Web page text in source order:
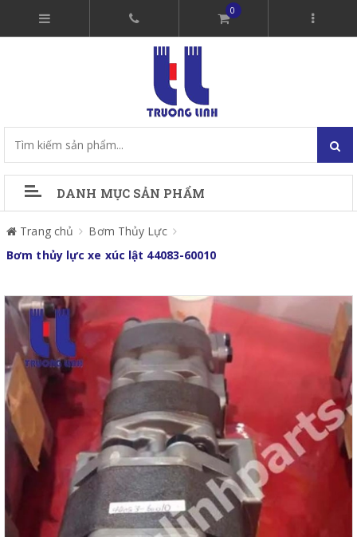
0
DANH MỤC SẢN PHẨM
Trang chủ
Bơm Thủy Lực
Bơm thủy lực xe xúc lật 44083-60010